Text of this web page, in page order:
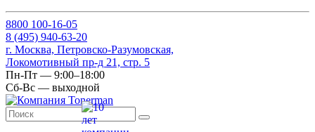
8800 100-16-05
8 (495) 940-63-20
г. Москва, Петровско-Разумовская,
Локомотивный пр-д 21, стр. 5
Пн-Пт — 9:00–18:00
Сб-Вс — выходной